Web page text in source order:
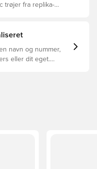
trøjer fra replika-
navn og nummer,
eller dit eget.